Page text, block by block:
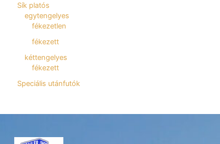
Sík platós
egytengelyes
fékezetlen
fékezett
kéttengelyes
fékezett
Speciális utánfutók